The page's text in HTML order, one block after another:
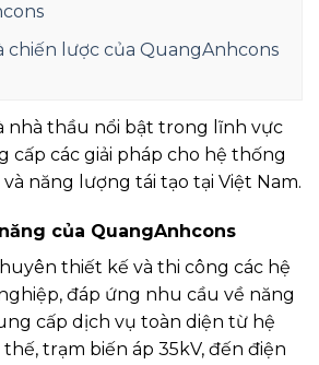
chiến lược của QuangAnhcons
nhà thầu nổi bật trong lĩnh vực
cấp các giải pháp cho hệ thống
năng lượng tái tạo tại Việt Nam.
của QuangAnhcons
thiết kế và thi công các hệ
đáp ứng nhu cầu về năng
cấp dịch vụ toàn diện từ hệ
trạm biến áp 35kV, đến điện